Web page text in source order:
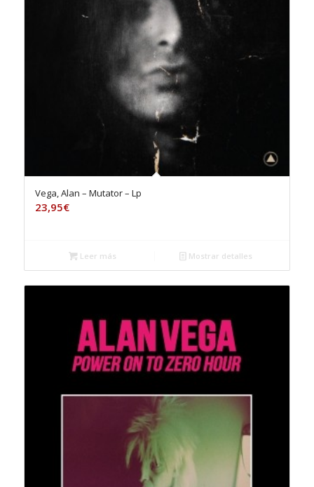
Vega, Alan – Mutator – Lp
23,95€
Leer más Mostrar detalles